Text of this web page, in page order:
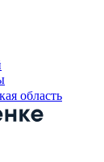
область